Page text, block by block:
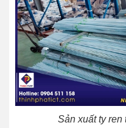
Sản xuất ty